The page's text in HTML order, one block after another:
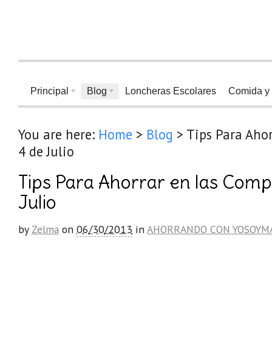
Principal Blog Loncheras Escolares Comida y
You are here: Home > Blog > Tips Para
4 de Julio
Tips Para Ahorrar en las
Julio
by Zelma on 06/30/2013 inAHORRANDO CON